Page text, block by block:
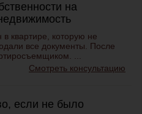
на
квартире, которую не
все документы. После
...
Смотреть консультацию
если не было